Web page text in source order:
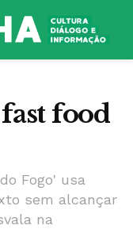
fast food
Fogo' usa
sem alcançar
na